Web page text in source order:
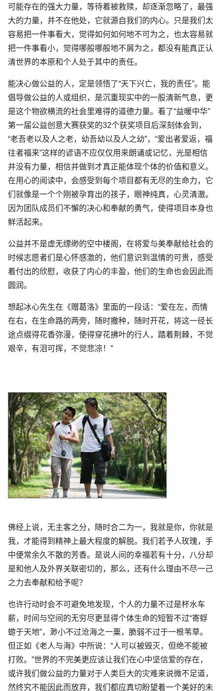
可能存在的强大力量，等待着被救赎，却逐渐忽略了，最强
大的力量，并不在他处，它就源自我们的内心。只是我们太
容易把一件事看大，觉得如何如何地不可为之，也太容易就
把一件事看小，觉得哪般哪般地不屑为之，都没有能真正认
清世界的本原和个人处于其中的责任。
能决心做公益的人，定是领悟了“天下兴亡，我的责任”。能
倡导做公益的人或组织，是沉重现实中的一股清新气息，更
是这个物欲横流的社会里难得的道德力量。看了“益暖中华”
第一届公益创意大赛获奖的32个获奖项目后深刻体会到，
“老吾老以及人之老，幼吾幼以及人之幼”，“爱出者爱返，福
往者福来”这样的谚语不应仅仅用来朗诵或记忆，光是相信
并没有力量，相信并做到才真正能体现个体的价值和意义。
在用心的阅读中，会感受到每个项目都有无尽的生命力，它
们就像是一个个刚被孕育出的孩子，眼神纯真，心灵清澈。
因为团队成员们不懈的决心和奉献的勇气，使得项目本身也
鲜活起来。
公益并不是虚无缥缈的空中楼阁，在将爱与美奉献给社会的
时候志愿者们是心怀感激的，他们意识到温情的可贵，感受
着付出的欣慰，收获了内心的丰盈，他们的生命也会因此而
圆润。
想起冰心先生在《赠葛洛》里面的一段话：“爱在左，而情
在右，在生命路的两旁，随时撒种，随时开花，将这一径长
途点缀得花香弥漫，使得穿花拂叶的行人，踏着荆棘，不觉
艰辛，有泪可挥，不觉悲凉！”
佛经上说，无主客之分，随时合二为一，我就是你，你就是
我，才能得到精神上最大程度的解脱。我们若予人玫瑰，手
中便常余久不散的芳香。是说人间的幸福若有十分，八分却
是和他人及外界关联密切的，那么，还有什么理由不尽一己
之力去奉献和给予呢？
也许行动时会不可避免地发现，个人的力量不过是杯水车
薪，时间与空间的无穷尽更显得个体生命的短暂不过“寄蜉
蝣于天地”，渺小不过沧海之一粟，脆弱不过于一根苇草。
但正如《老人与海》中所说：“人可以被毁灭，但绝不能被
打败。”世界的不完美更应该让我们在心中坚信爱的存在，
或许我们做公益的力量对于人类巨大的灾难来说微不足道，
然终究不能因此而放弃，我们都应真切盼望着一个美好的未